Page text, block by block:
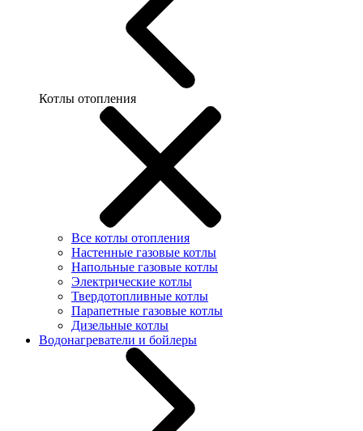
Котлы отопления
Все котлы отопления
Настенные газовые котлы
Напольные газовые котлы
Электрические котлы
Твердотопливные котлы
Парапетные газовые котлы
Дизельные котлы
Водонагреватели и бойлеры